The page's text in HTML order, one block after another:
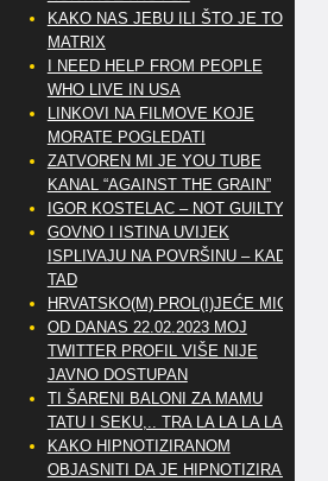
KAKO NAS JEBU ILI ŠTO JE TO
MATRIX
I NEED HELP FROM PEOPLE
WHO LIVE IN USA
LINKOVI NA FILMOVE KOJE
MORATE POGLEDATI
ZATVOREN MI JE YOU TUBE
KANAL “AGAINST THE GRAIN”
IGOR KOSTELAC – NOT GUILTY
GOVNO I ISTINA UVIJEK
ISPLIVAJU NA POVRŠINU – KAD
TAD
HRVATSKO(M) PROL(I)JEĆE MIG
OD DANAS 22.02.2023 MOJ
TWITTER PROFIL VIŠE NIJE
JAVNO DOSTUPAN
TI ŠARENI BALONI ZA MAMU
TATU I SEKU,.. TRA LA LA LA LA
KAKO HIPNOTIZIRANOM
OBJASNITI DA JE HIPNOTIZIRAN